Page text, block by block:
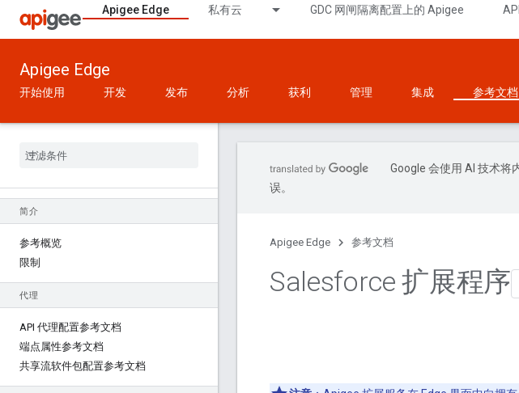
Apigee Edge 私有云 GDC 网闸隔离配置上的 Apigee
Apigee Edge
开始使用 开发 发布 分析 获利 管理 集成 参考文档
简介
参考概览
限制
代理
API 代理配置参考文档
端点属性参考文档
共享流软件包配置参考文档
Google 会使用 AI 技术将
误。
Apigee Edge 参考文档
Salesforce 扩展程序